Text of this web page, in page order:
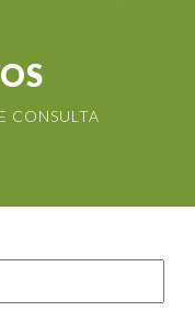
CONSULTA